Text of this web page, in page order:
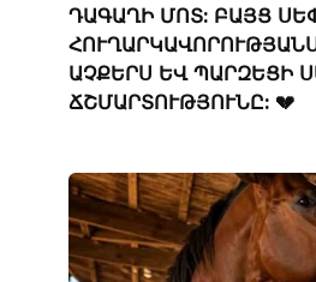
ԴԱԳԱՂԻ ՄՈՏ: ԲԱՅՑ
ԱՉՔԵՐՍ ԵՎ ՊԱՐԶԵՑԻ
ՃՇՄԱՐՏՈՒԹՅՈՒՆԸ: 💔